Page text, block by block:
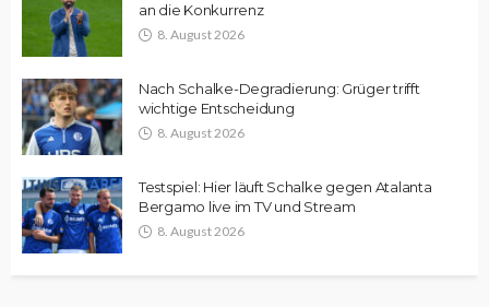
an die Konkurrenz
8. August 2026
Nach Schalke-Degradierung: Grüger trifft
wichtige Entscheidung
8. August 2026
Testspiel: Hier läuft Schalke gegen Atalanta
Bergamo live im TV und Stream
8. August 2026